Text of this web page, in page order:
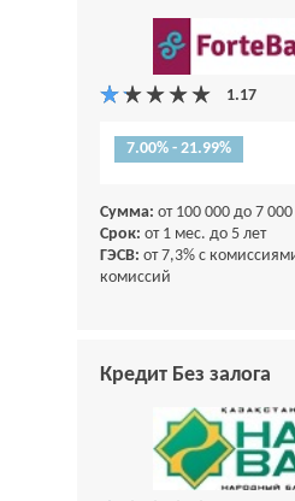
7.00% - 21.99%
Сумма: от 100 000 до 7 000
Срок: от 1 мес. до 5 лет
ГЭСВ: от 7,3% с
комиссий
Кредит Без залога